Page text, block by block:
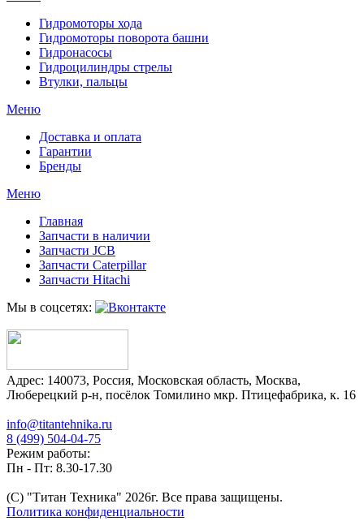
Гидромоторы хода
Гидромоторы поворота башни
Гидронасосы
Гидроцилиндры стрелы
Втулки, пальцы
Меню
Доставка и оплата
Гарантии
Бренды
Меню
Главная
Запчасти в наличии
Запчасти JCB
Запчасти Caterpillar
Запчасти Hitachi
Мы в соцсетях:
Адрес: 140073, Россия, Московская область, Москва,
Люберецкий р-н, посёлок Томилино мкр. Птицефабрика, к. 16
info@titantehnika.ru
8 (499) 504-04-75
Режим работы:
Пн - Пт: 8.30-17.30
(C) "Титан Техника" 2026г. Все права защищены.
Политика конфиденциальности